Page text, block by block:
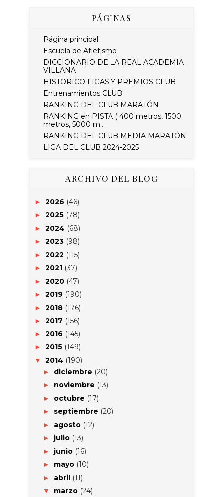
PÁGINAS
Página principal
Escuela de Atletismo
DICCIONARIO DE LA REAL ACADEMIA
VILLANA
HISTORICO LIGAS Y PREMIOS CLUB
Entrenamientos CLUB
RANKING DEL CLUB MARATÓN
RANKING en PISTA ( 400 metros, 1500
metros, 5000 m...
RANKING DEL CLUB MEDIA MARATÓN
LIGA DEL CLUB 2024-2025
ARCHIVO DEL BLOG
► 2026 (46)
► 2025 (78)
► 2024 (68)
► 2023 (98)
► 2022 (115)
► 2021 (37)
► 2020 (47)
► 2019 (190)
► 2018 (176)
► 2017 (156)
► 2016 (145)
► 2015 (149)
▼ 2014 (190)
► diciembre (20)
► noviembre (13)
► octubre (17)
► septiembre (20)
► agosto (12)
► julio (13)
► junio (16)
► mayo (10)
► abril (11)
▼ marzo (24)